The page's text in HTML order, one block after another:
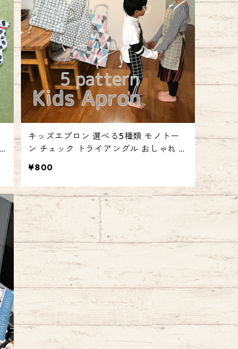
キッズエプロン 選べる5種類 モノトー
ン チェック トライアングル おしゃれ キ
お揃い emilystyle エミリースタイル
¥800